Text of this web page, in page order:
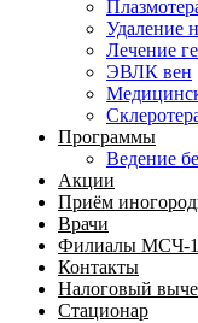
Удаление
Лечение
ЭВЛК вен
Программы
Ведение
Акции
Приём
Врачи
Филиалы МСЧ-
Контакты
Налоговый
Стационар